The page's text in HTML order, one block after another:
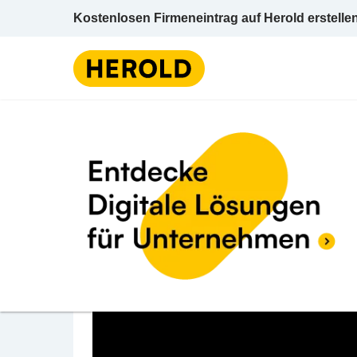
Kostenlosen Firmeneintrag auf Herold
BEWERTUNG ABGEBEN
head art Hairstyling
Hauptstraße 21 6840 Götzis Feldkirch
Friseur u Frisiersalon